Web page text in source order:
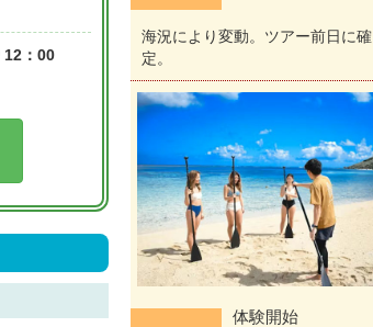
12：00
海況により変動。ツアー前日に確
定。
体験開始